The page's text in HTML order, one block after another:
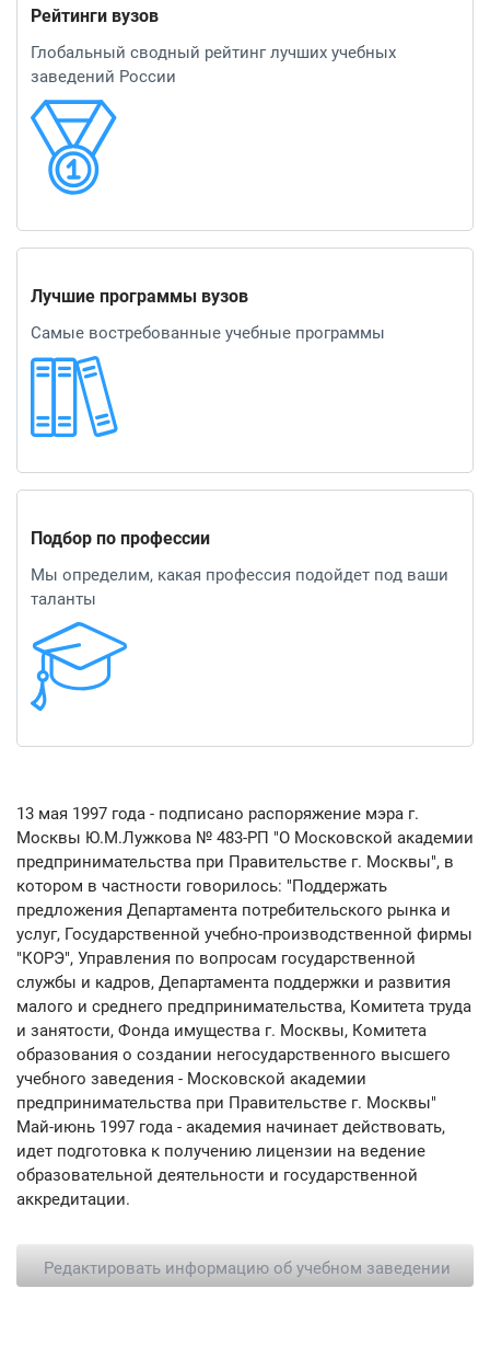
Рейтинги вузов
Глобальный сводный рейтинг лучших учебных
заведений России
Лучшие программы вузов
Самые востребованные учебные программы
Подбор по профессии
Мы определим, какая профессия подойдет под ваши
таланты
13 мая 1997 года - подписано распоряжение мэра г.
Москвы Ю.М.Лужкова № 483-РП "О Московской академии
предпринимательства при Правительстве г. Москвы", в
котором в частности говорилось: "Поддержать
предложения Департамента потребительского рынка и
услуг, Государственной учебно-производственной фирмы
"КОРЭ", Управления по вопросам государственной
службы и кадров, Департамента поддержки и развития
малого и среднего предпринимательства, Комитета труда
и занятости, Фонда имущества г. Москвы, Комитета
образования о создании негосударственного высшего
учебного заведения - Московской академии
предпринимательства при Правительстве г. Москвы"
Май-июнь 1997 года - академия начинает действовать,
идет подготовка к получению лицензии на ведение
образовательной деятельности и государственной
аккредитации.
Редактировать информацию об учебном заведении